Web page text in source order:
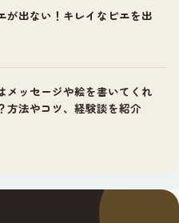
が出ない！キレイなピエを出
メッセージや絵を書いてくれ
方法やコツ、経験談を紹介